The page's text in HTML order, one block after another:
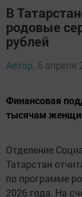
В
родовые
рублей
Автор, 6 апреля
Финансовая
тысячам
Отделение
Татарстан
по программе
2026 года. На